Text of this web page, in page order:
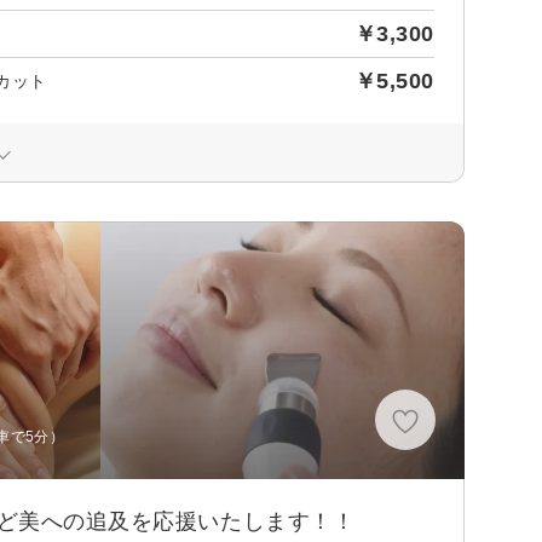
￥3,300
ット ￥5,500
で5分）
への追及を応援いたします！！